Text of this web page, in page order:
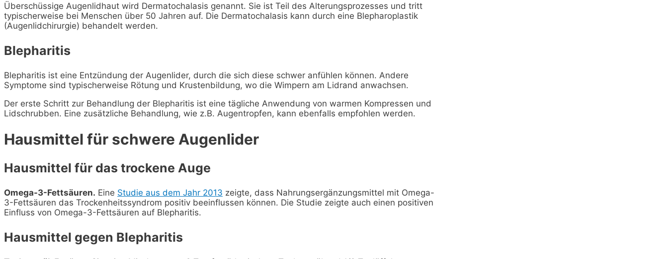
Überschüssige Augenlidhaut wird Dermatochalasis genannt. Sie ist Teil des Alterungsprozesses und tritt
typischerweise bei Menschen über 50 Jahren auf. Die Dermatochalasis kann durch eine Blepharoplastik
(Augenlidchirurgie) behandelt werden.
Blepharitis
Blepharitis ist eine Entzündung der Augenlider, durch die sich diese schwer anfühlen können. Andere
Symptome sind typischerweise Rötung und Krustenbildung, wo die Wimpern am Lidrand anwachsen.
Der erste Schritt zur Behandlung der Blepharitis ist eine tägliche Anwendung von warmen Kompressen und
Lidschrubben. Eine zusätzliche Behandlung, wie z.B. Augentropfen, kann ebenfalls empfohlen werden.
Hausmittel für schwere Augenlider
Hausmittel für das trockene Auge
Omega-3-Fettsäuren. Eine Studie aus dem Jahr 2013 zeigte, dass Nahrungsergänzungsmittel mit Omega-
3-Fettsäuren das Trockenheitssyndrom positiv beeinflussen können. Die Studie zeigte auch einen positiven
Einfluss von Omega-3-Fettsäuren auf Blepharitis.
Hausmittel gegen Blepharitis